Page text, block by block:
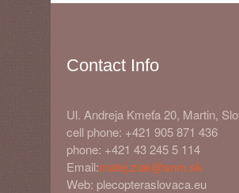
Contact Info
Ul. Andreja Kmeťa 20, Martin,
cell phone: +421 905 871 436
phone: +421 43 245 5 114
Email:matej.ziak@snm.sk
Web: plecopteraslovaca.eu